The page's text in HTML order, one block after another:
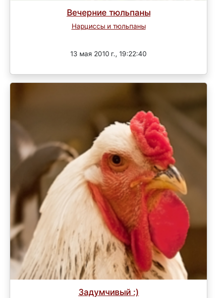
Вечерние тюльпаны
Нарциссы и тюльпаны
13 мая 2010 г., 19:22:40
Задумчивый :)